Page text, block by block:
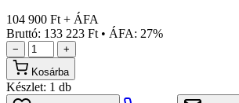
104 900 Ft + ÁFA
Bruttó: 133 223 Ft • ÁFA: 27%
−
+
Kosárba
Készlet: 1 db